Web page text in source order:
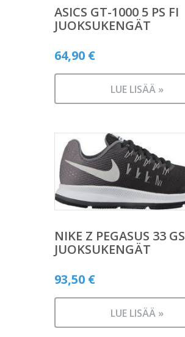
ASICS GT-1000 5 PS FI
JUOKSUKENGÄT
64,90 €
LUE LISÄÄ »
NIKE Z PEGASUS 33 GS
JUOKSUKENGÄT
93,50 €
LUE LISÄÄ »